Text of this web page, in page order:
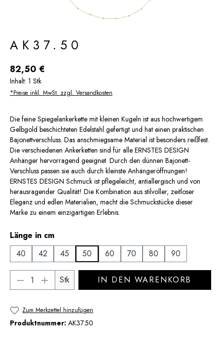
AK37.50
Regulärer Preis:
82,50 €
Inhalt: 1 Stk
*Preise inkl. MwSt. zzgl. Versandkosten
Die feine Spiegelankerkette mit kleinen Kugeln ist aus hochwertigem
Gelbgold beschichteten Edelstahl gefertigt und hat einen praktischen
Bajonettverschluss. Das anschmiegsame Material ist besonders reißfest.
Die verschiedenen Ankerketten sind für alle ERNSTES DESIGN
Anhänger hervorragend geeignet. Durch den dünnen Bajonett-
Verschluss passen sie auch durch kleinste Anhängeröffnungen!
ERNSTES DESIGN Schmuck ist pflegeleicht, antiallergisch und von
herausragender Qualität! Die Kombination aus stilvoller, zeitloser
Eleganz und edlen Materialien, macht die Schmuckstücke dieser
Marke zu einem einzigartigen Erlebnis.
Länge in cmauswählen
40
42 45 50 60 70 80 90
Produkt Anzahl: Gib den gewünschten
Stk IN DEN WARENKORB
Zum Merkzettel hinzufügen
Produktnummer: AK37.50